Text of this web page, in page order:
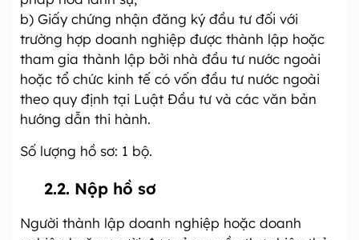
b) Giấy chứng nhận đăng ký đầu tư đối với
trường hợp doanh nghiệp được thành lập hoặc
tham gia thành lập bởi nhà đầu tư nước ngoài
hoặc tổ chức kinh tế có vốn đầu tư nước ngoài
theo quy định tại Luật Đầu tư và các văn bản
hướng dẫn thi hành.
Số lượng hồ sơ: 1 bộ.
2.2. Nộp hồ sơ
Người thành lập doanh nghiệp hoặc doanh